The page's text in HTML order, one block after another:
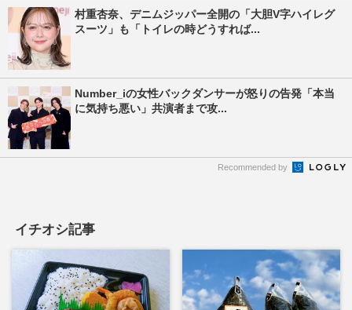
村重杏奈、デニムジッパー全開の「大胆V字ハイレグ
スーツ」も「トイレの時どうすれば...
Number_iの女性バックダンサーが怒りの告発「本当
に気持ち悪い」共演者まで攻...
Recommended by
イチオシ記事